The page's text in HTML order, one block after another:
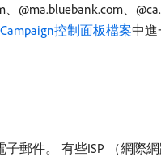
、@ma.bluebank.com、
Campaign控制面板檔案中進
郵件。 有些ISP （網際